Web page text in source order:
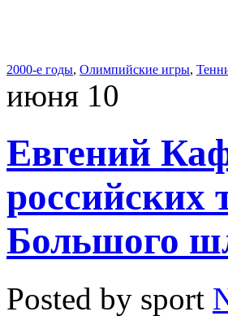
2000-е годы, Олимпийские игры,
июня 10
Евгений
российских
Большого
Posted by sport